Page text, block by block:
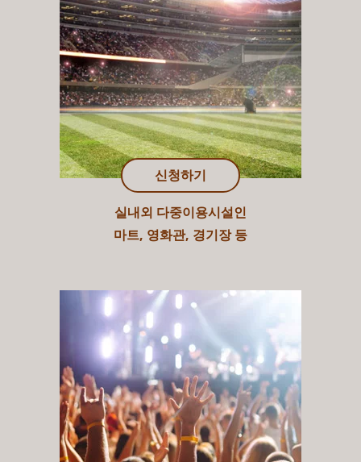
신청하기
실내외 다중이용시설인
마트, 영화관, 경기장 등